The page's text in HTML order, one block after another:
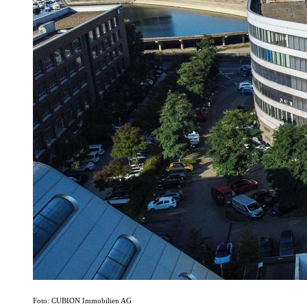
Foto: CUBION Immobilien AG